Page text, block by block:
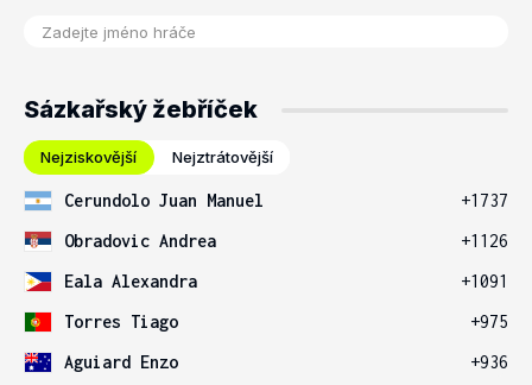
Sázkařský žebříček
Nejziskovější Nejztrátovější
Cerundolo Juan Manuel
+1737
Obradovic Andrea
+1126
Eala Alexandra
+1091
Torres Tiago
+975
Aguiard Enzo
+936